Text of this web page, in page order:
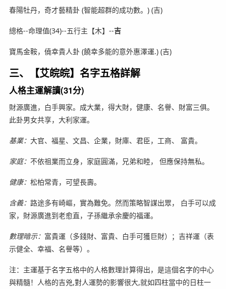
春陽牡丹，奇才藝精卦 (智能超群的成功數。) (吉)
總格--命理值(34)--五行主【木】--吉
寶馬金鞍，僥幸貴人卦 (饒幸多能的意外惠澤運.) (吉)
三、【艾皖皖】名字五格詳解
人格主運解讀(31分)
財源廣進，白手興家。成大業，得大財，健康、名譽、財富三俱。
此卦男女共享，大利家運。
基業： 大官、福星、文昌、企業，財庫、君臣，工商、 富貴。
家庭： 不依祖業而立身，家庭圓滿，兄弟和睦， 但應保持無私。
健康： 松柏常青，可望長壽。
含義： 路途多有崎嶇，實為難免。然而策略智謀出眾， 白手可以成
家，財源廣進到老愈直，子孫繼承余慶的福運。
數理暗示： 富貴運（多錢財、富貴、白手可獲巨財）；吉祥運（表
示健全、幸福、名譽等）。
注：主運基于名字五格中的人格數理計算得出，是這個名字的中心
與精髓！人格的吉兇,對人運勢的影響很大,就如四柱當中的日柱一